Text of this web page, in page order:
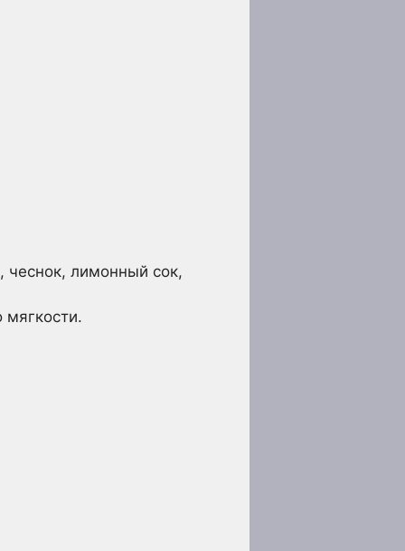
лимонный сок,
мягкости.